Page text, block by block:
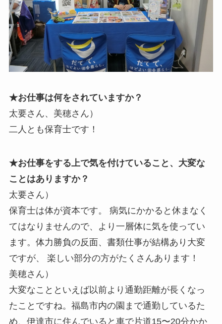
★お仕事は何をされていますか？
太要さん、美穂さん）
二人とも保育士です！
★お仕事をする上で気を付けていること、大変な
ことはありますか？
太要さん）
保育士は体が資本です。 病気にかかると休まなく
てはなりませんので、より一層体に気を使ってい
ます。体力勝負の反面、書類仕事が結構あり大変
ですが、 楽しい部分の方がたくさんあります！
美穂さん）
大変なことといえば以前より通勤距離が長くなっ
たことですね。福島市内の園まで通勤しているた
め、伊達市に住んでいると車で片道15〜20分かか